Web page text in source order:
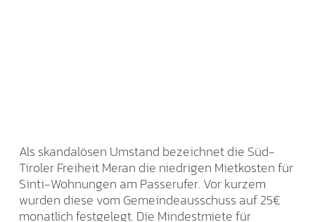
Als skandalösen Umstand bezeichnet die Süd-
Tiroler Freiheit Meran die niedrigen Mietkosten für
Sinti-Wohnungen am Passerufer. Vor kurzem
wurden diese vom Gemeindeausschuss auf 25€
monatlich festgelegt. Die Mindestmiete für